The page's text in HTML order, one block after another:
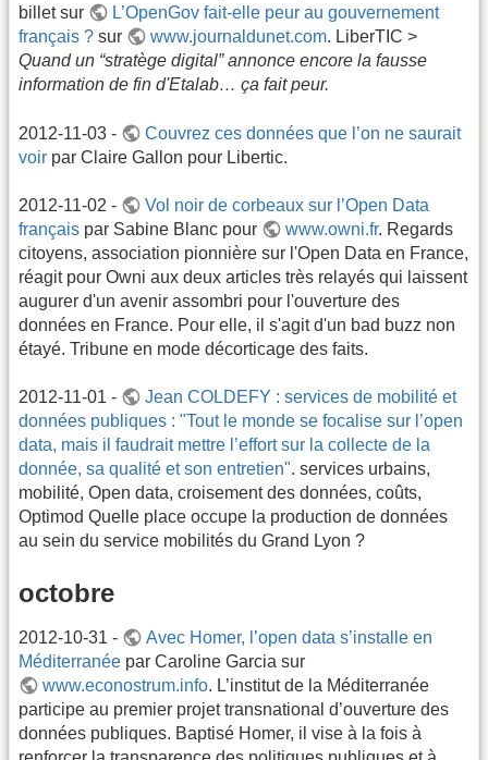
billet sur
L’OpenGov fait-elle peur au gouvernement
français ? sur www.journaldunet.com. LiberTIC >
Quand un “stratège digital” annonce encore la fausse
information de fin d'Etalab… ça fait peur.
2012-11-03 -
Couvrez ces données que l’on ne saurait
voir par Claire Gallon pour Libertic.
2012-11-02 -
Vol noir de corbeaux sur l’Open Data
français par Sabine Blanc pour www.owni.fr. Regards
citoyens, association pionnière sur l'Open Data en France,
réagit pour Owni aux deux articles très relayés qui laissent
augurer d'un avenir assombri pour l'ouverture des
données en France. Pour elle, il s'agit d'un bad buzz non
étayé. Tribune en mode décorticage des faits.
2012-11-01 -
Jean COLDEFY : services de mobilité et
données publiques : "Tout le monde se focalise sur l’open
data, mais il faudrait mettre l’effort sur la collecte de la
donnée, sa qualité et son entretien". services urbains,
mobilité, Open data, croisement des données, coûts,
Optimod Quelle place occupe la production de données
au sein du service mobilités du Grand Lyon ?
octobre
2012-10-31 -
Avec Homer, l’open data s’installe en
Méditerranée par Caroline Garcia sur
www.econostrum.info. L’institut de la Méditerranée
participe au premier projet transnational d’ouverture des
données publiques. Baptisé Homer, il vise à la fois à